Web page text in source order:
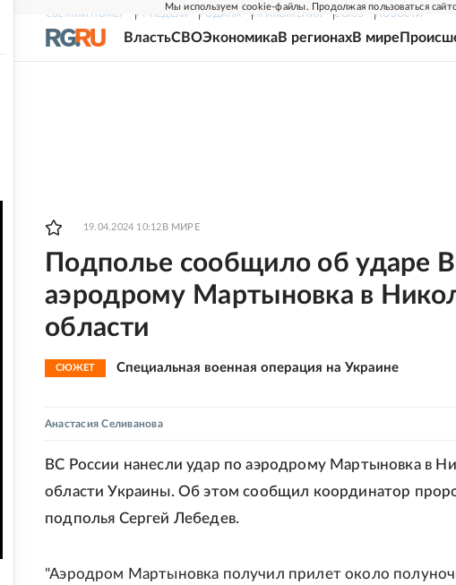
Мы используем cookie-файлы. Продолжая пользоваться
СВЕЖИЙ НОМЕР РГ-НЕДЕЛЯ РОДИНА ПРИЛОЖЕНИЯ СОЮЗ НОВОСТИ
ВластьСВОЭкономикаВ регионахВ мире
19.04.2024 10:12 В МИРЕ
Подполье сообщило об ударе
аэродрому Мартыновка в
области
СЮЖЕТ Специальная военная операция на Украине
Анастасия Селиванова
ВС России нанесли удар по аэродрому Мартыновка в
области Украины. Об этом сообщил координатор
подполья Сергей Лебедев.
"Аэродром Мартыновка получил прилет около